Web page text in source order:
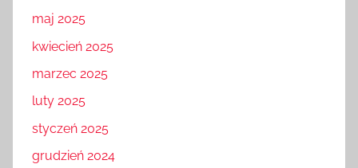
maj 2025
kwiecień 2025
marzec 2025
luty 2025
styczeń 2025
grudzień 2024